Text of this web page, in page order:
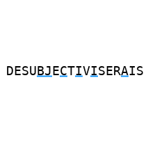
DESU BJ ECTIVISERAIS